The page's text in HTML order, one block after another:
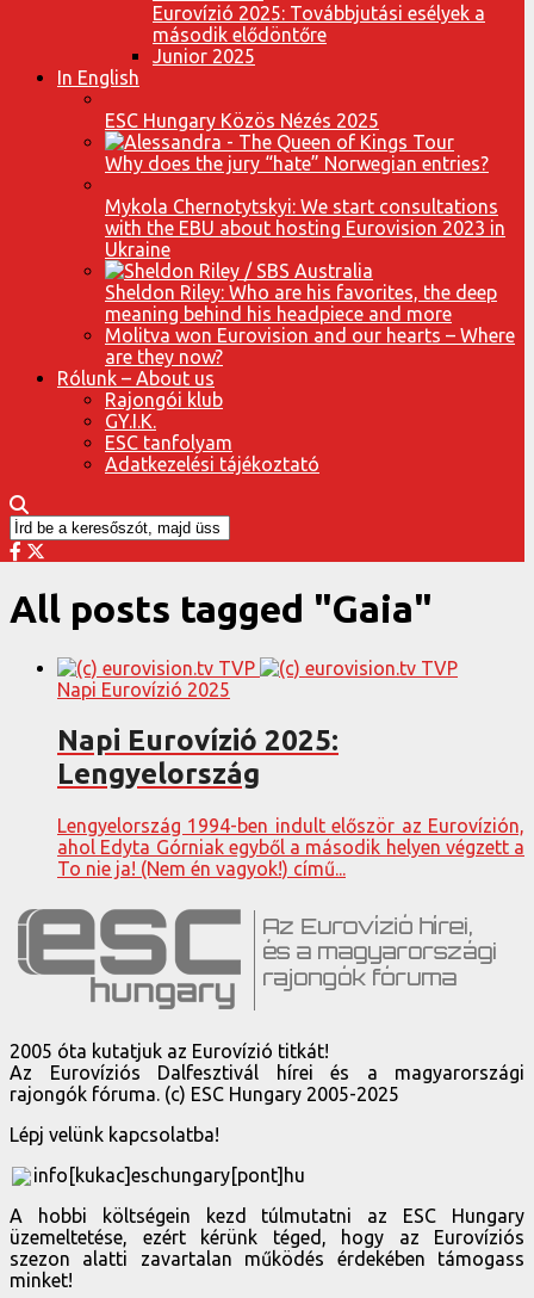
Eurovízió 2025: Továbbjutási esélyek a
második elődöntőre
Junior 2025
In English
ESC Hungary Közös Nézés 2025
Why does the jury “hate” Norwegian entries?
Mykola Chernotytskyi: We start consultations
with the EBU about hosting Eurovision 2023 in
Ukraine
Sheldon Riley: Who are his favorites, the deep
meaning behind his headpiece and more
Molitva won Eurovision and our hearts – Where
are they now?
Rólunk – About us
Rajongói klub
GY.I.K.
ESC tanfolyam
Adatkezelési tájékoztató
All posts tagged "Gaia"
Napi Eurovízió 2025
Napi Eurovízió 2025:
Lengyelország
Lengyelország 1994-ben indult először az Eurovízión,
ahol Edyta Górniak egyből a második helyen végzett a
To nie ja! (Nem én vagyok!) című...
2005 óta kutatjuk az Eurovízió titkát!
Az Eurovíziós Dalfesztivál hírei és a magyarországi
rajongók fóruma. (c) ESC Hungary 2005-2025
Lépj velünk kapcsolatba!
info[kukac]eschungary[pont]hu
A hobbi költségein kezd túlmutatni az ESC Hungary
üzemeltetése, ezért kérünk téged, hogy az Eurovíziós
szezon alatti zavartalan működés érdekében támogass
minket!